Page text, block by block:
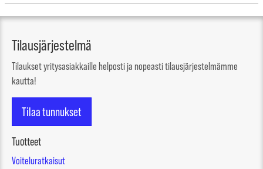
Tilausjärjestelmä
Tilaukset yritysasiakkaille helposti ja nopeasti tilausjärjestelmämme
kautta!
Tilaa tunnukset
Tuotteet
Voiteluratkaisut